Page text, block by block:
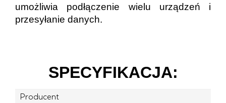
umożliwia podłączenie wielu urządzeń i
przesyłanie danych.
SPECYFIKACJA:
Producent